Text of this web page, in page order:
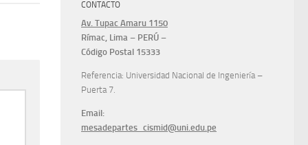
CONTACTO
Av. Tupac Amaru 1150
Rímac, Lima – PERÚ –
Código Postal 15333
Referencia: Universidad Nacional de Ingeniería –
Puerta 7.
Email:
mesadepartes_cismid@uni.edu.pe